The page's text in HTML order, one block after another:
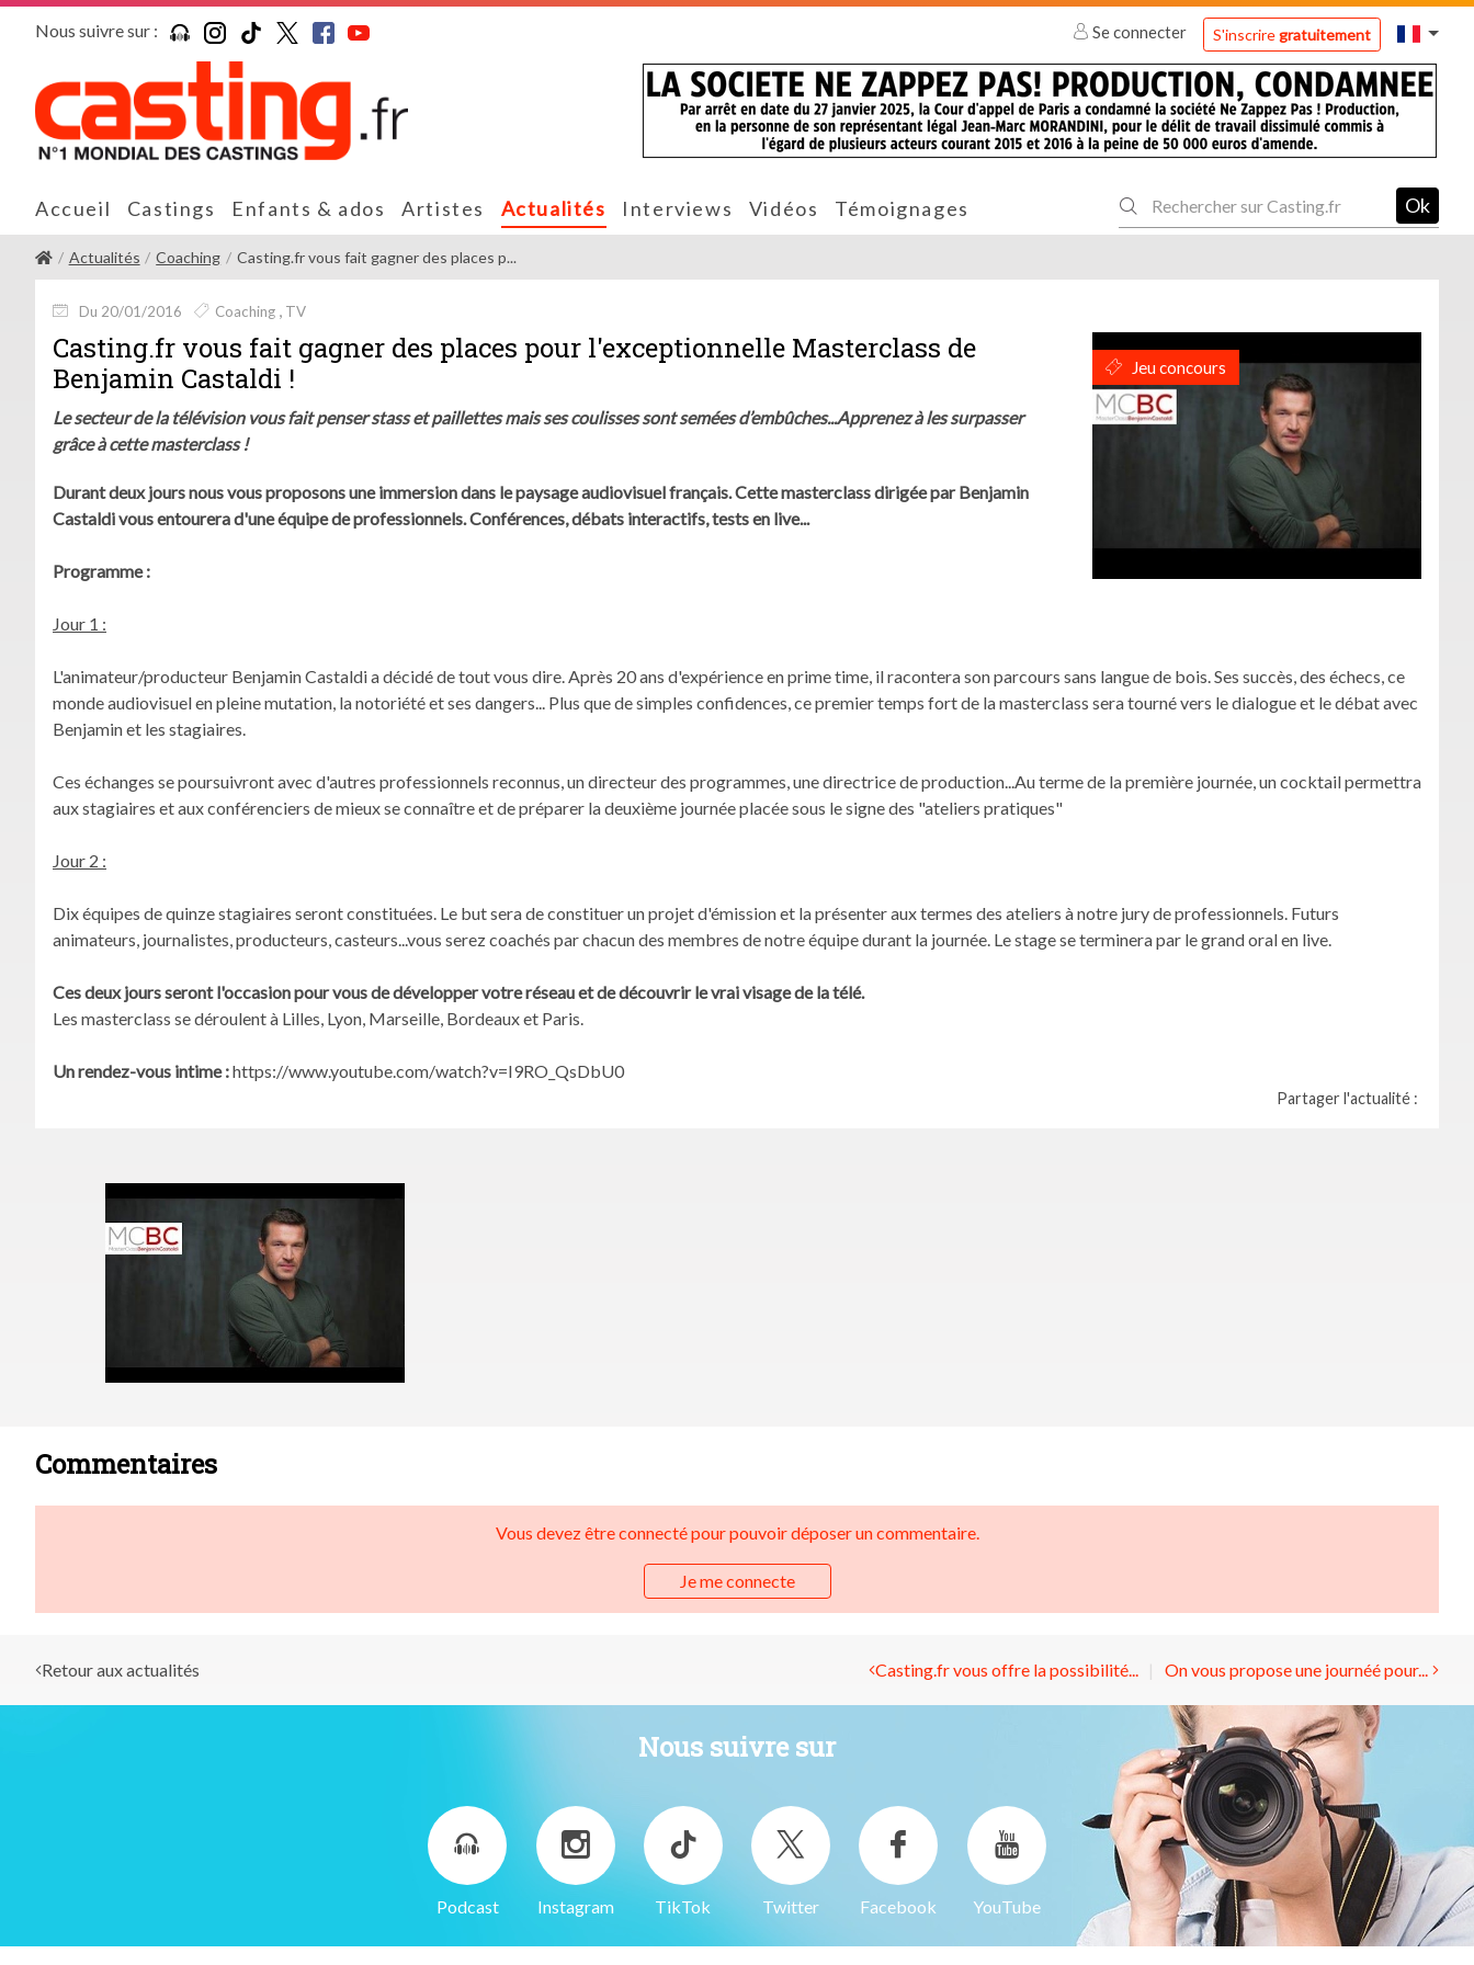
Nous suivre sur : Se connecter S'inscriregratuitement
Accueil Castings Enfants & ados Artistes Actualités Interviews Vidéos Témoignages Ok
Actualités Coaching Casting.fr vous fait gagner des places p...
Du 20/01/2016 Coaching TV
Jeu concours
Casting.fr vous fait gagner des places pour l'exceptionnelle Masterclass de
Benjamin Castaldi !
Le secteur de la télévision vous fait penser stass et paillettes mais ses coulisses sont semées d’embûches...Apprenez à les surpasser
grâce à cette masterclass !
Durant deux jours nous vous proposons une immersion dans le paysage audiovisuel français.Cette masterclass dirigée par Benjamin
Castaldi vous entourera d'une équipe de professionnels. Conférences, débats interactifs, tests en live...
Programme :
Jour 1 :
L'animateur/producteur Benjamin Castaldi a décidé de tout vous dire. Après 20 ans d'expérience en prime time, il racontera son parcours sans langue de bois. Ses succès, des échecs, ce
monde audiovisuel en pleine mutation, la notoriété et ses dangers... Plus que de simples confidences, ce premier temps fort de la masterclass sera tourné vers le dialogue et le débat avec
Benjamin et les stagiaires.
Ces échanges se poursuivront avec d'autres professionnels reconnus, un directeur des programmes, une directrice de production...Au terme de la première journée, un cocktail permettra
aux stagiaires et aux conférenciers de mieux se connaître et de préparer la deuxième journée placée sous le signe des "ateliers pratiques"
Jour 2 :
Dix équipes de quinze stagiaires seront constituées. Le but sera de constituer un projet d'émission et la présenter aux termes des ateliers à notre jury de professionnels. Futurs
animateurs, journalistes, producteurs, casteurs...vous serez coachés par chacun des membres de notre équipe durant la journée. Le stage se terminera par le grand oral en live.
Ces deux jours seront l'occasion pour vous de développer votre réseau et de découvrir le vrai visage de la télé.
Les masterclass se déroulent à Lilles, Lyon, Marseille, Bordeaux et Paris.
Un rendez-vous intime :https://www.youtube.com/watch?v=I9RO_QsDbU0
Partager l'actualité :
Commentaires
Vous devez être connecté pour pouvoir déposer un commentaire.
Je me connecte
Retour aux actualités Casting.fr vous offre la possibilité... On vous propose une journéé pour...
Nous suivre sur
Podcast Instagram TikTok Twitter Facebook YouTube
Faites-nous part de vos préférences de cookies pour chaque